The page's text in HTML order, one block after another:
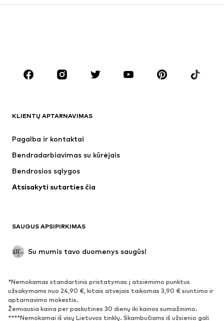
Aksesuarai
Premium
Naujienos
Marškinėliai ir palaidinės
Striukės
Megztiniai ir megzti drabužiai
Apatiniai
Paltai
Proginiai
Išskirtiniai
BATAI
Naujienos
Sportbačiai
Aulinukai
KLIENTŲ APTARNAVIMAS
Pagalba ir kontaktai
Bendradarbiavimas su kūrėjais
Bendrosios sąlygos
Atsisakyti sutarties čia
SAUGUS APSIPIRKIMAS
Su mumis tavo duomenys saugūs!
*Nemokamas standartinis pristatymas į atsiėmimo punktus
užsakymams nuo 24,90 €, kitais atvejais taikomas 3,90 € siuntimo ir
aptarnavimo mokestis.
Žemiausia kaina per paskutines 30 dienų iki kainos sumažinimo.
****Nemokamai iš visų Lietuvos tinklų. Skambučiams iš užsienio gali